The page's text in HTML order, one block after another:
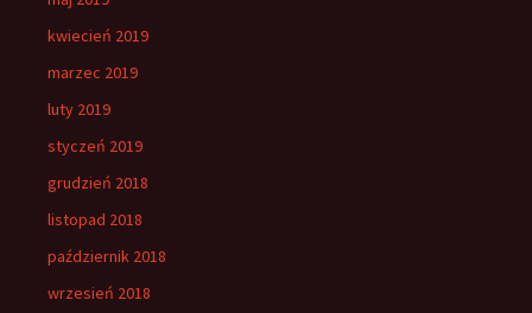
kwiecień 2019
marzec 2019
luty 2019
styczeń 2019
grudzień 2018
listopad 2018
październik 2018
wrzesień 2018